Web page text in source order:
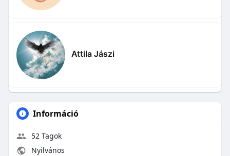
Attila Jászi
Információ
52 Tagok
Nyilvános